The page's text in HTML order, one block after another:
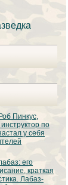
Пинкус,
по
у себя
его
краткая
Лабаз-